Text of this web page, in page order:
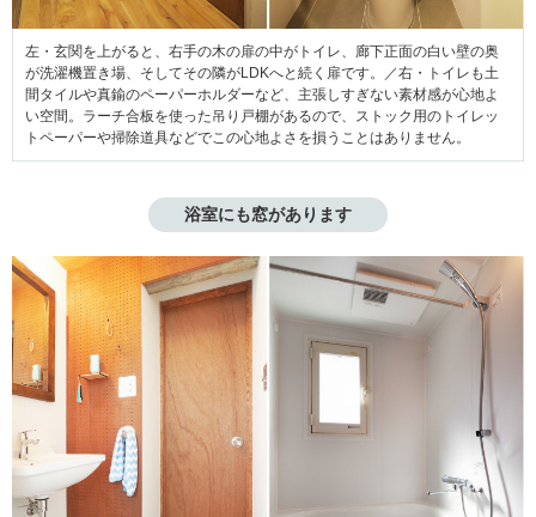
左・玄関を上がると、右手の木の扉の中がトイレ、廊下正面の白い壁の奥
が洗濯機置き場、そしてその隣がLDKへと続く扉です。／右・トイレも土
間タイルや真鍮のペーパーホルダーなど、主張しすぎない素材感が心地よ
い空間。ラーチ合板を使った吊り戸棚があるので、ストック用のトイレッ
トペーパーや掃除道具などでこの心地よさを損うことはありません。
浴室にも窓があります